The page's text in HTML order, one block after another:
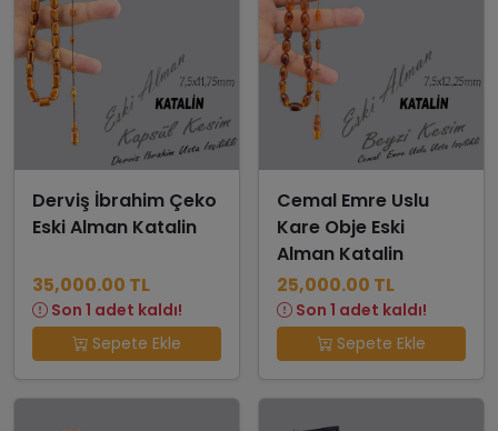
Derviş İbrahim Çeko
Eski Alman Katalin
35,000.00 TL
Son 1 adet kaldı!
Sepete Ekle
Cemal Emre Uslu
Kare Obje Eski
Alman Katalin
25,000.00 TL
Son 1 adet kaldı!
Sepete Ekle